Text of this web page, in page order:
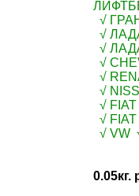
√
√
√
√
√
√
√
√
√ VW